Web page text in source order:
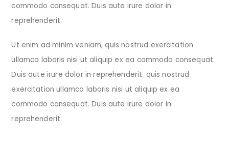
commodo consequat. Duis aute irure dolor in
reprehenderit.
Ut enim ad minim veniam, quis nostrud exercitation
ullamco laboris nisi ut aliquip ex ea commodo consequat.
Duis aute irure dolor in reprehenderit. quis nostrud
exercitation ullamco laboris nisi ut aliquip ex ea
commodo consequat. Duis aute irure dolor in
reprehenderit.